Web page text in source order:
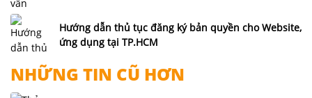
Hướng dẫn thủ tục đăng ký bản quyền cho Website,
ứng dụng tại TP.HCM
NHỮNG TIN CŨ HƠN